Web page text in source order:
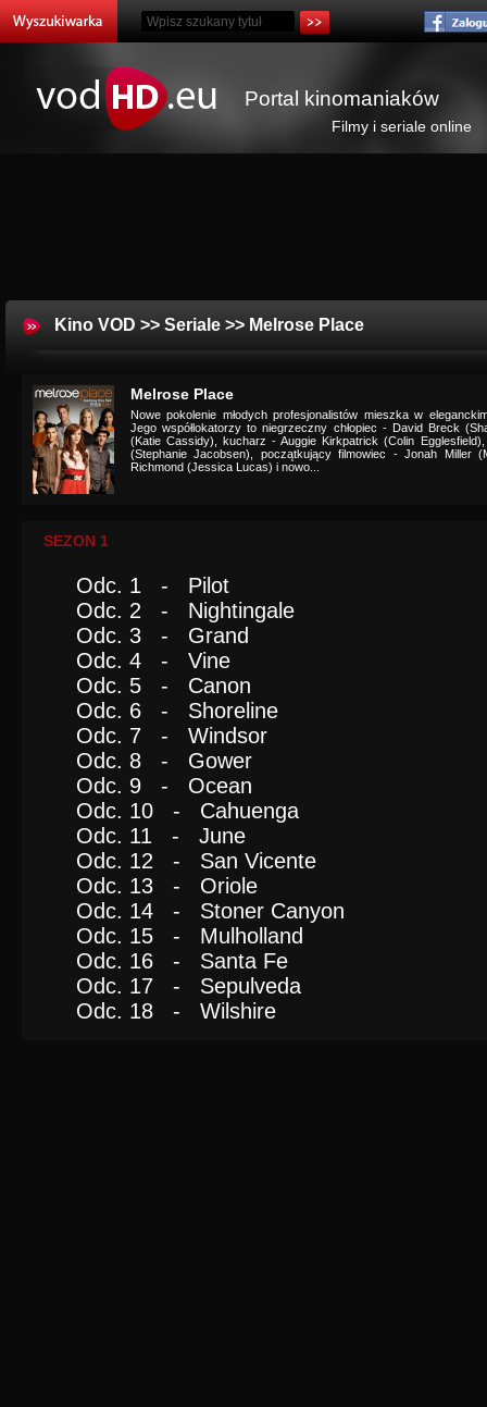
Portal kinomaniaków
Filmy i seriale online
Kino VOD >> Seriale >> Melrose Place
Melrose Place
Nowe pokolenie młodych profesjonalistów mieszka w
Jego współlokatorzy to niegrzeczny chłopiec - David Breck
(Katie Cassidy), kucharz - Auggie Kirkpatrick (Colin
(Stephanie Jacobsen), początkujący filmowiec - Jonah Miller
Richmond (Jessica Lucas) i nowo...
SEZON 1
Odc. 1 - Pilot
Odc. 2 - Nightingale
Odc. 3 - Grand
Odc. 4 - Vine
Odc. 5 - Canon
Odc. 6 - Shoreline
Odc. 7 - Windsor
Odc. 8 - Gower
Odc. 9 - Ocean
Odc. 10 - Cahuenga
Odc. 11 - June
Odc. 12 - San Vicente
Odc. 13 - Oriole
Odc. 14 - Stoner Canyon
Odc. 15 - Mulholland
Odc. 16 - Santa Fe
Odc. 17 - Sepulveda
Odc. 18 - Wilshire